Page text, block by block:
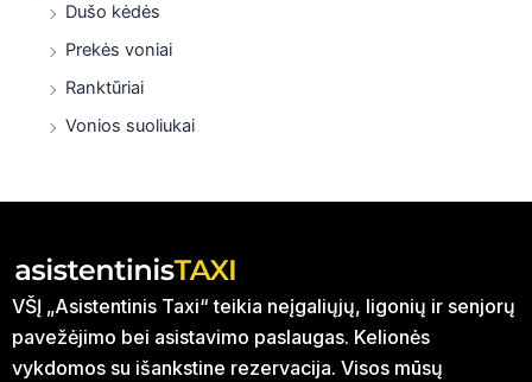
Dušo kėdės
Prekės voniai
Ranktūriai
Vonios suoliukai
VŠĮ „Asistentinis Taxi“ teikia neįgaliųjų, ligonių ir senjorų
pavežėjimo bei asistavimo paslaugas. Kelionės
vykdomos su išankstine rezervacija. Visos mūsų